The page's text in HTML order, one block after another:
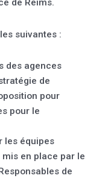
de Reims.
suivantes :
des agences
de
pour
pour le
les équipes
en place par le
de